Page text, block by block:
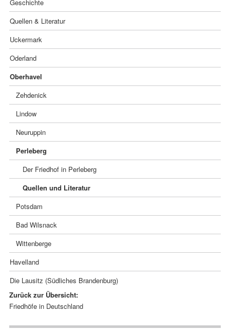
überspringen
Geschichte
Quellen & Literatur
Uckermark
Oderland
Oberhavel
Zehdenick
Lindow
Neuruppin
Perleberg
Der Friedhof in Perleberg
Quellen und Literatur
Potsdam
Bad Wilsnack
Wittenberge
Havelland
Die Lausitz (Südliches Brandenburg)
Zurück zur Übersicht:
Navigation
Friedhöfe in Deutschland